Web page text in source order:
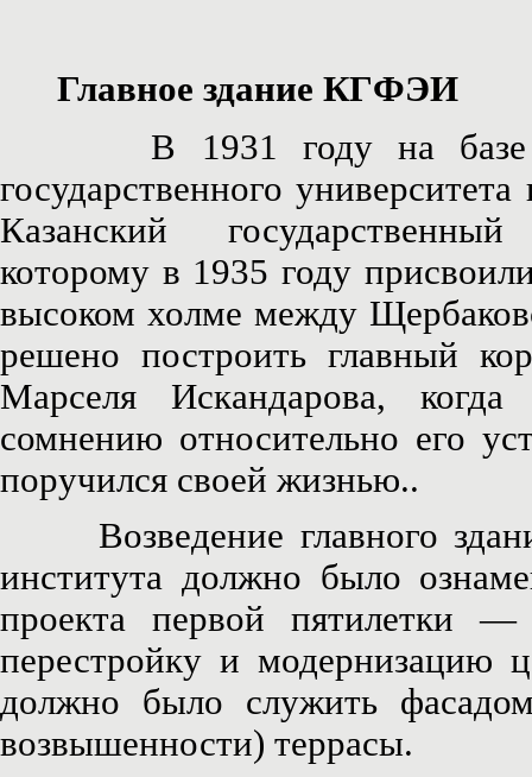
Главное здание КГФЭИ
В 1931 году на базе
государственного
Казанский
которому в 1935 году
высоком холме между
решено построить главный
Марселя Искандарова,
сомнению относительно его
поручился своей жизнью..
Возведение главного
института должно было
проекта первой пятилетки —
перестройку и модернизацию
должно было служить
возвышенности) террасы.